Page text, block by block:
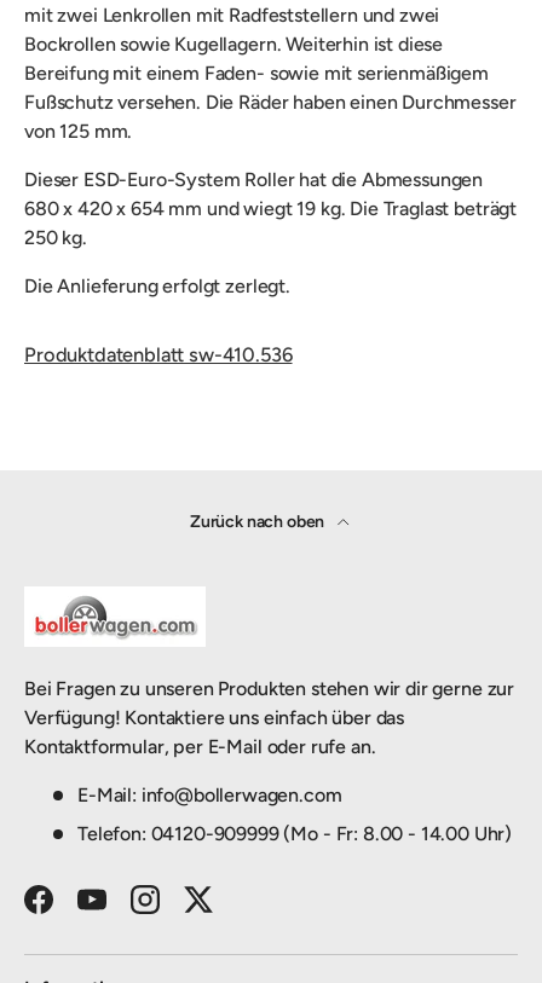
mit zwei Lenkrollen mit Radfeststellern und zwei
Bockrollen sowie Kugellagern. Weiterhin ist diese
Bereifung mit einem Faden- sowie mit serienmäßigem
Fußschutz versehen. Die Räder haben einen Durchmesser
von 125 mm.
Dieser ESD-Euro-System Roller hat die Abmessungen
680 x 420 x 654 mm und wiegt 19 kg. Die Traglast beträgt
250 kg.
Die Anlieferung erfolgt zerlegt.
Produktdatenblatt sw-410.536
Zurück nach oben
Bei Fragen zu unseren Produkten stehen wir dir gerne zur
Verfügung! Kontaktiere uns einfach über das
Kontaktformular, per E-Mail oder rufe an.
E-Mail: info@bollerwagen.com
Telefon: 04120-909999 (Mo - Fr: 8.00 - 14.00 Uhr)
FacebookYouTubeInstagramTwitter